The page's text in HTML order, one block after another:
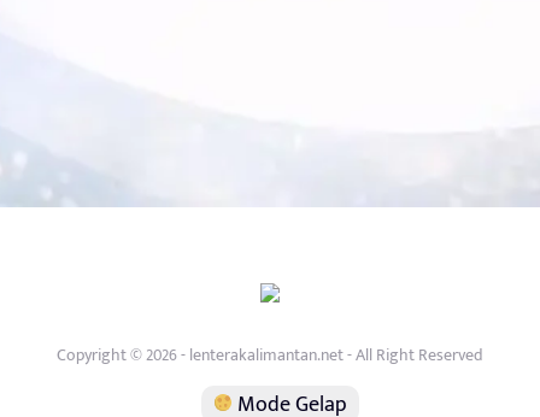
Copyright © 2026 - lenterakalimantan.net - All Right Reserved
Mode Gelap